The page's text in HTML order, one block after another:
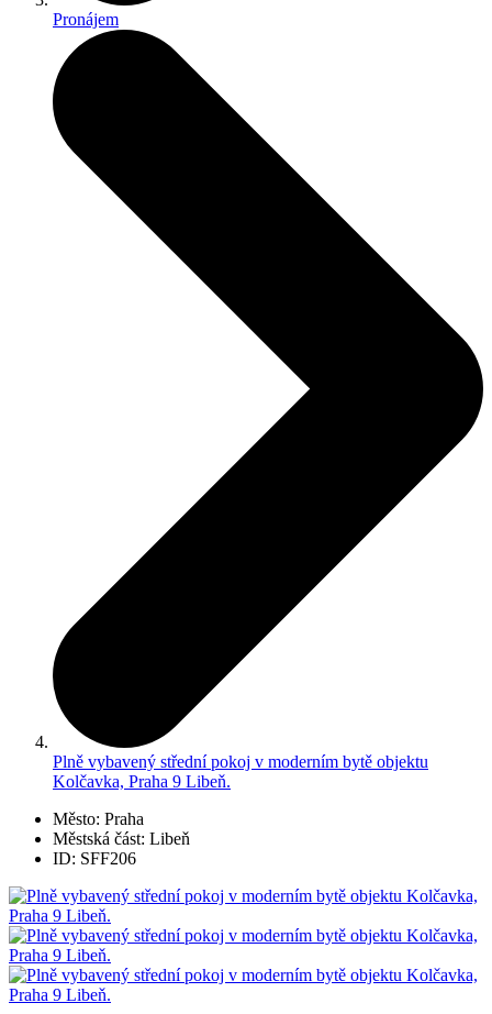
Pronájem
Plně vybavený střední pokoj v moderním bytě objektu
Kolčavka, Praha 9 Libeň.
Město: Praha
Městská část: Libeň
ID: SFF206